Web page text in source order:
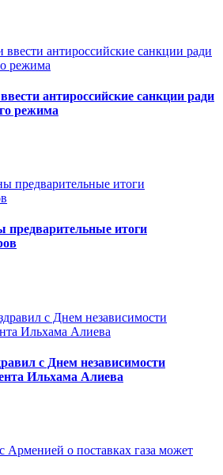
антироссийские санкции ради
режима
итоги
с Днем независимости
Ильхама Алиева